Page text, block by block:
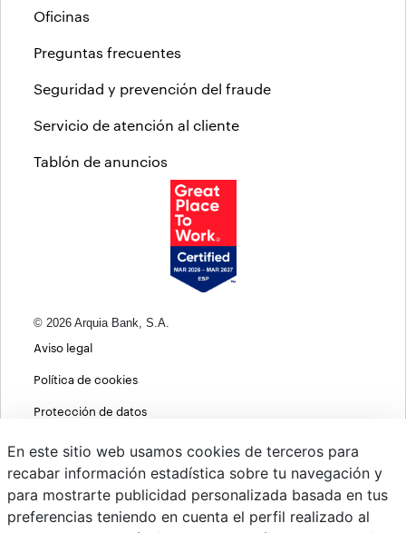
Oficinas
Preguntas frecuentes
Seguridad y prevención del fraude
Servicio de atención al cliente
Tablón de anuncios
© 2026 Arquia Bank, S.A.
Aviso legal
Política de cookies
Protección de datos
Política de privacidad web
MIFID
En este sitio web usamos cookies de terceros para
recabar información estadística sobre tu navegación y
para mostrarte publicidad personalizada basada en tus
preferencias teniendo en cuenta el perfil realizado al